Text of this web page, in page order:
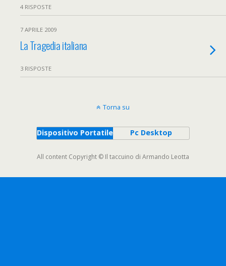
4 RISPOSTE
7 APRILE 2009
La Tragedia italiana
3 RISPOSTE
Torna su
Dispositivo Portatile Pc Desktop
All content Copyright © Il taccuino di Armando Leotta